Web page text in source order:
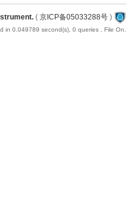
( 京ICP备05033288号)
in 0.049789 second(s), 0 queries , File On.